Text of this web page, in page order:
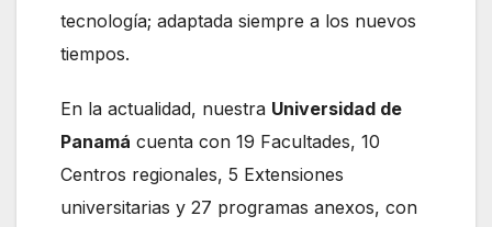
tecnología; adaptada siempre a los nuevos
tiempos.
En la actualidad, nuestra Universidad de
Panamá cuenta con 19 Facultades, 10
Centros regionales, 5 Extensiones
universitarias y 27 programas anexos, con